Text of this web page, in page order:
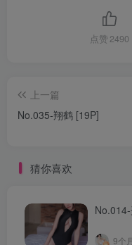
点赞 2490
上一篇
No.035-翔鹤 [19P]
猜你喜欢
9个